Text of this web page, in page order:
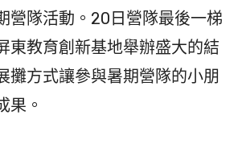
營隊活動。20日營隊最後一梯
東教育創新基地舉辦盛大的結
攤方式讓參與暑期營隊的小朋
果。